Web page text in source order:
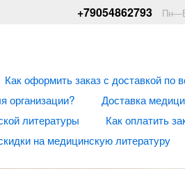
+79054862793
Как оформить заказ с доставкой по
организации?
Доставка
литературы
Как оплатить
на медицинскую литературу